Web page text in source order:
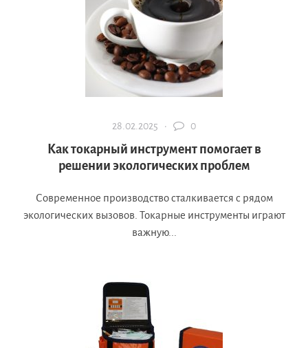
28.02.2025 · 0
Как токарный инструмент помогает в
решении экологических проблем
Современное производство сталкивается с рядом
экологических вызовов. Токарные инструменты играют
важную...